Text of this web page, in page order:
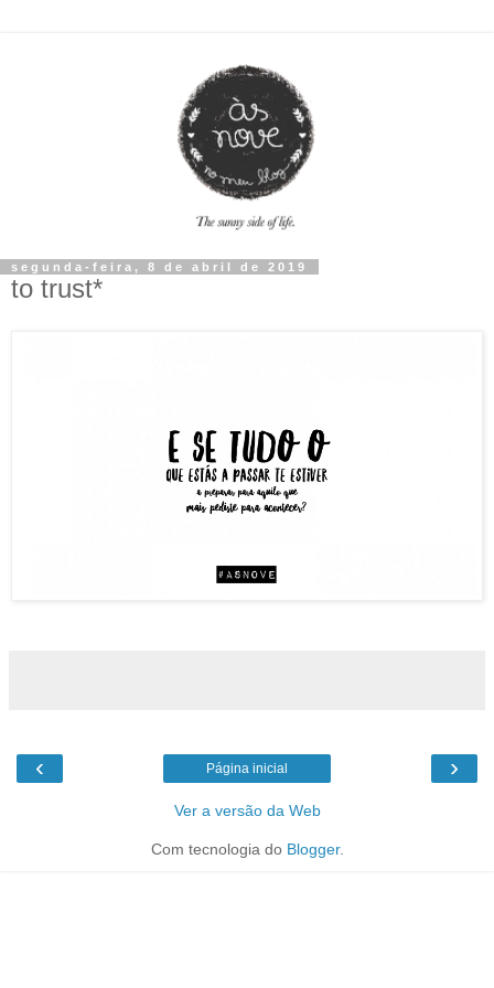
segunda-feira, 8 de abril de 2019
to trust*
‹ ›
Página inicial
Ver a versão da Web
Com tecnologia do Blogger.